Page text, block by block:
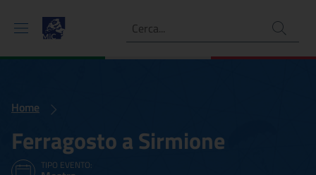
Ricerca
Home
Ferragosto a Sirmione
TIPO EVENTO: